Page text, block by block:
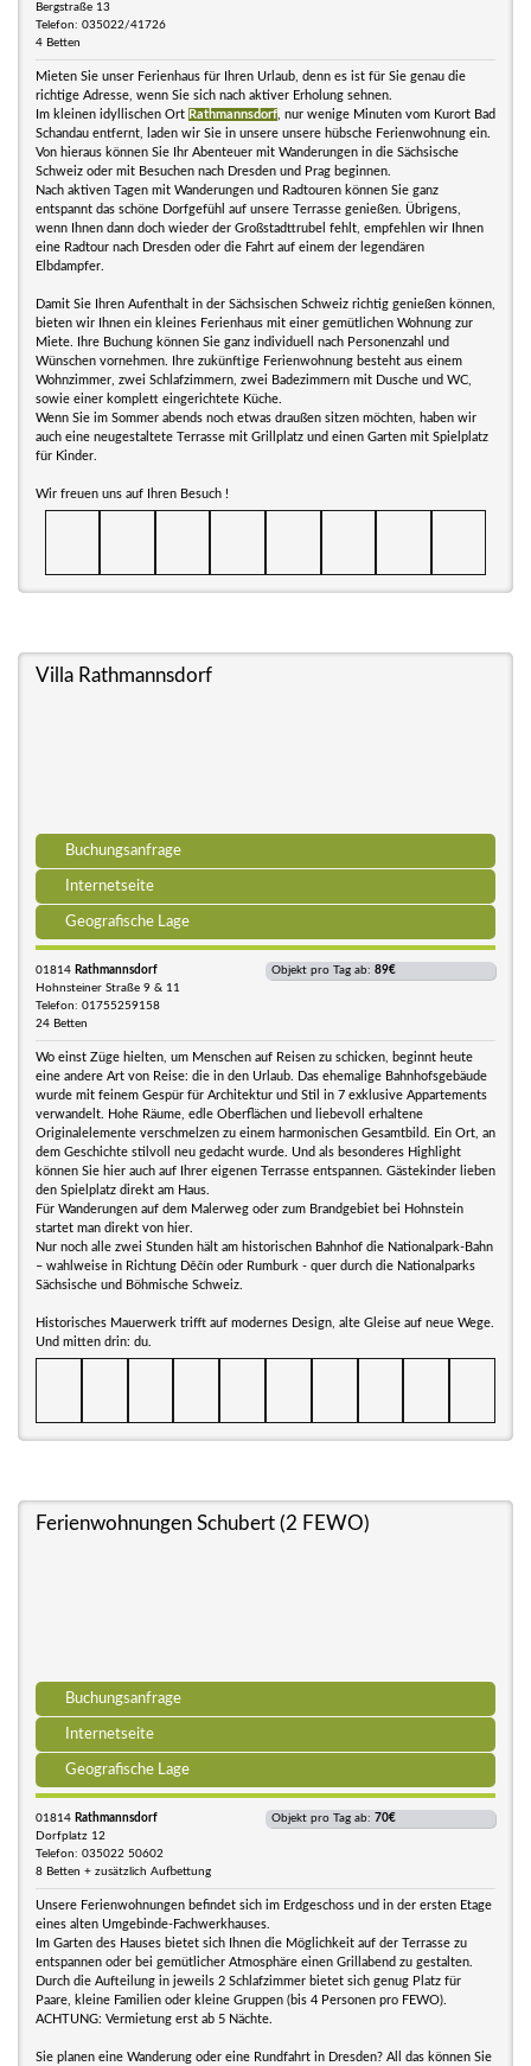
Bergstraße 13
Telefon: 035022/41726
4 Betten
Mieten Sie unser Ferienhaus für Ihren Urlaub, denn es ist für Sie genau die
richtige Adresse, wenn Sie sich nach aktiver Erholung sehnen.
Im kleinen idyllischen Ort Rathmannsdorf , nur wenige Minuten vom Kurort Bad
Schandau entfernt, laden wir Sie in unsere unsere hübsche Ferienwohnung ein.
Von hieraus können Sie Ihr Abenteuer mit Wanderungen in die Sächsische
Schweiz oder mit Besuchen nach Dresden und Prag beginnen.
Nach aktiven Tagen mit Wanderungen und Radtouren können Sie ganz
entspannt das schöne Dorfgefühl auf unsere Terrasse genießen. Übrigens,
wenn Ihnen dann doch wieder der Großstadttrubel fehlt, empfehlen wir Ihnen
eine Radtour nach Dresden oder die Fahrt auf einem der legendären
Elbdampfer.
Damit Sie Ihren Aufenthalt in der Sächsischen Schweiz richtig genießen können,
bieten wir Ihnen ein kleines Ferienhaus mit einer gemütlichen Wohnung zur
Miete. Ihre Buchung können Sie ganz individuell nach Personenzahl und
Wünschen vornehmen. Ihre zukünftige Ferienwohnung besteht aus einem
Wohnzimmer, zwei Schlafzimmern, zwei Badezimmern mit Dusche und WC,
sowie einer komplett eingerichtete Küche.
Wenn Sie im Sommer abends noch etwas draußen sitzen möchten, haben wir
auch eine neugestaltete Terrasse mit Grillplatz und einen Garten mit Spielplatz
für Kinder.
Wir freuen uns auf Ihren Besuch !
Villa Rathmannsdorf
Buchungsanfrage
Internetseite
Geografische Lage
01814 Rathmannsdorf
Hohnsteiner Straße 9 & 11
Telefon: 01755259158
24 Betten
Objekt pro Tag ab: 89€
Wo einst Züge hielten, um Menschen auf Reisen zu schicken, beginnt heute
eine andere Art von Reise: die in den Urlaub. Das ehemalige Bahnhofsgebäude
wurde mit feinem Gespür für Architektur und Stil in 7 exklusive Appartements
verwandelt. Hohe Räume, edle Oberflächen und liebevoll erhaltene
Originalelemente verschmelzen zu einem harmonischen Gesamtbild. Ein Ort, an
dem Geschichte stilvoll neu gedacht wurde. Und als besonderes Highlight
können Sie hier auch auf Ihrer eigenen Terrasse entspannen. Gästekinder lieben
den Spielplatz direkt am Haus.
Für Wanderungen auf dem Malerweg oder zum Brandgebiet bei Hohnstein
startet man direkt von hier.
Nur noch alle zwei Stunden hält am historischen Bahnhof die Nationalpark-Bahn
– wahlweise in Richtung Děčín oder Rumburk - quer durch die Nationalparks
Sächsische und Böhmische Schweiz.
Historisches Mauerwerk trifft auf modernes Design, alte Gleise auf neue Wege.
Und mitten drin: du.
Ferienwohnungen Schubert (2 FEWO)
Buchungsanfrage
Internetseite
Geografische Lage
01814 Rathmannsdorf
Dorfplatz 12
Telefon: 035022 50602
8 Betten + zusätzlich Aufbettung
Objekt pro Tag ab: 70€
Unsere Ferienwohnungen befindet sich im Erdgeschoss und in der ersten Etage
eines alten Umgebinde-Fachwerkhauses.
Im Garten des Hauses bietet sich Ihnen die Möglichkeit auf der Terrasse zu
entspannen oder bei gemütlicher Atmosphäre einen Grillabend zu gestalten.
Durch die Aufteilung in jeweils 2 Schlafzimmer bietet sich genug Platz für
Paare, kleine Familien oder kleine Gruppen (bis 4 Personen pro FEWO).
ACHTUNG: Vermietung erst ab 5 Nächte.
Sie planen eine Wanderung oder eine Rundfahrt in Dresden? All das können Sie